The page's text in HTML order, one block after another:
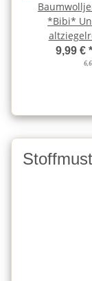
*Bibi*
9,99 € *